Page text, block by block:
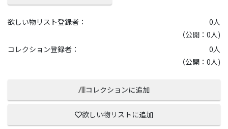
欲しい物リスト登録者： 0人
（公開：0人)
コレクション登録者：
0人
（公開：0人)
コレクションに追加
欲しい物リストに追加